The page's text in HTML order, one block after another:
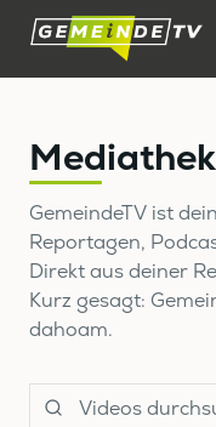
Mediathek
GemeindeTV ist
Reportagen,
Direkt aus deiner
Kurz gesagt:
dahoam.